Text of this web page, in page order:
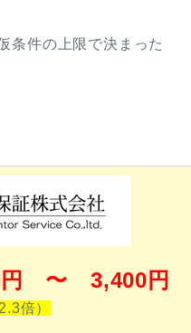
条件の上限で決まった
円 〜 3,400円
倍）